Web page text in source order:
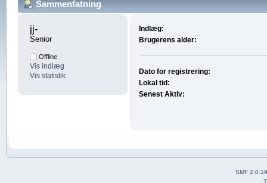
Sammenfatning
jj-
Senior
Offline
Vis indlæg
Vis statistik
Indlæg:
Brugerens alder:
Dato for registrering:
Lokal tid:
Senest Aktiv:
SMF